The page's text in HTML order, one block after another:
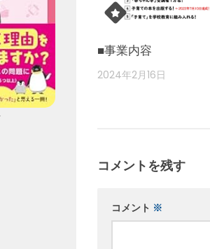
■事業内容
2024年2月16日
コメントを残す
コメント ※